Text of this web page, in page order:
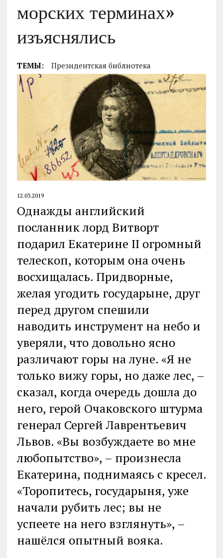
морских терминах»
изъяснялись
ТЕМЫ: Президентская библиотека
12.03.2019
Однажды английский
посланник лорд Витворт
подарил Екатерине II огромный
телескоп, которым она очень
восхищалась. Придворные,
желая угодить государыне, друг
перед другом спешили
наводить инструмент на небо и
уверяли, что довольно ясно
различают горы на луне. «Я не
только вижу горы, но даже лес, –
сказал, когда очередь дошла до
него, герой Очаковского штурма
генерал Сергей Лаврентьевич
Львов. «Вы возбуждаете во мне
любопытство», – произнесла
Екатерина, поднимаясь с кресел.
«Торопитесь, государыня, уже
начали рубить лес; вы не
успеете на него взглянуть», –
нашёлся опытный вояка.